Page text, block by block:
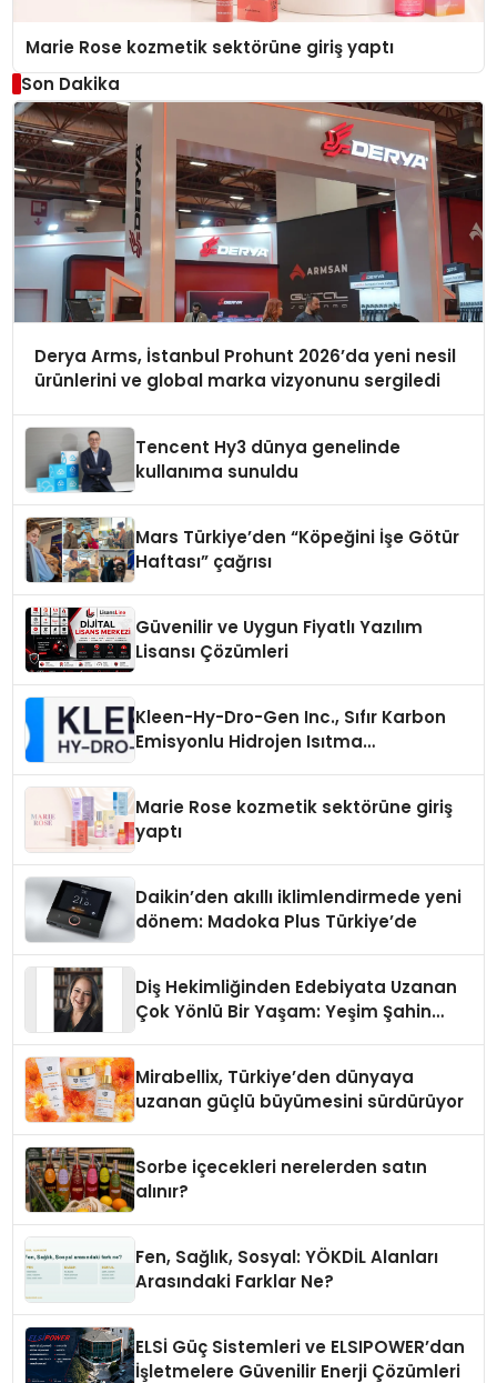
Marie Rose kozmetik sektörüne giriş yaptı
Son Dakika
Derya Arms, İstanbul Prohunt 2026’da yeni nesil
ürünlerini ve global marka vizyonunu sergiledi
Tencent Hy3 dünya genelinde
kullanıma sunuldu
Mars Türkiye’den “Köpeğini İşe Götür
Haftası” çağrısı
Güvenilir ve Uygun Fiyatlı Yazılım
Lisansı Çözümleri
Kleen-Hy-Dro-Gen Inc., Sıfır Karbon
Emisyonlu Hidrojen Isıtma
Marie Rose kozmetik sektörüne giriş
yaptı
Daikin’den akıllı iklimlendirmede yeni
dönem: Madoka Plus Türkiye’de
Diş Hekimliğinden Edebiyata Uzanan
Çok Yönlü Bir Yaşam: Yeşim Şahin
Mirabellix, Türkiye’den dünyaya
uzanan güçlü büyümesini sürdürüyor
Sorbe içecekleri nerelerden satın
alınır?
Fen, Sağlık, Sosyal: YÖKDİL Alanları
Arasındaki Farklar Ne?
ELSİ Güç Sistemleri ve ELSIPOWER’dan
İşletmelere Güvenilir Enerji Çözümleri